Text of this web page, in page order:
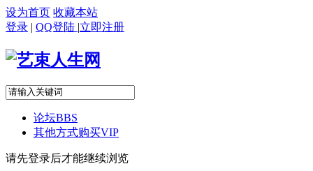
设为首页 收藏本站
登录 | QQ登陆 |立即注册
论坛BBS
其他方式购买VIP
请先登录后才能继续浏览